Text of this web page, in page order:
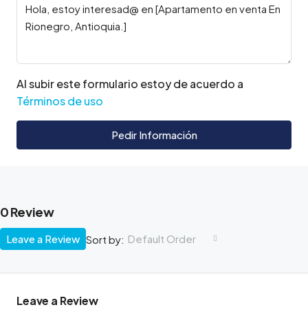
Al subir este formulario estoy de acuerdo a
Términos de uso
Pedir Información
0 Review
Sort by: Default Order
Leave a Review
Leave a Review